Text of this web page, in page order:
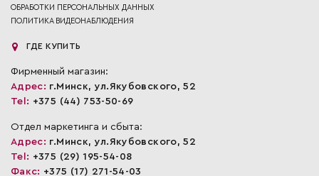
ОБРАБОТКИ ПЕРСОНАЛЬНЫХ ДАННЫХ
ПОЛИТИКА ВИДЕОНАБЛЮДЕНИЯ
ГДЕ КУПИТЬ
Фирменный магазин:
Адрес: г.Минск, ул.Якубовского, 52
Tel: +375 (44) 753-50-69
Отдел маркетинга и сбыта:
Адрес: г.Минск, ул.Якубовского, 52
Tel: +375 (29) 195-54-08
Факс: +375 (17) 271-54-03